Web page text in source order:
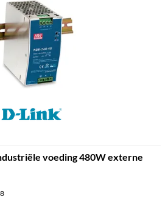
voeding 480W externe